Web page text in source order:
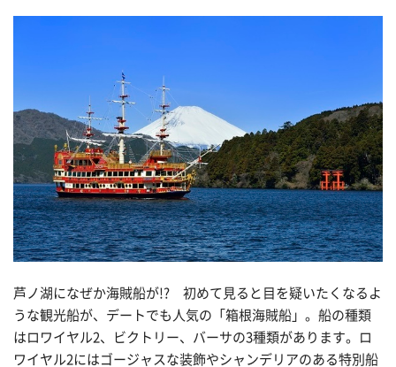
芦ノ湖になぜか海賊船が!? 初めて見ると目を疑いたくなるよ
うな観光船が、デートでも人気の「箱根海賊船」。船の種類
はロワイヤル2、ビクトリー、バーサの3種類があります。ロ
ワイヤル2にはゴージャスな装飾やシャンデリアのある特別船